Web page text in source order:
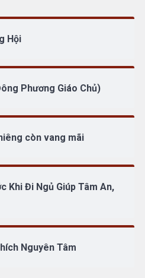
Hội
Phương Giáo Chủ)
còn vang mãi
Khi Đi Ngủ Giúp Tâm An,
Nguyên Tâm